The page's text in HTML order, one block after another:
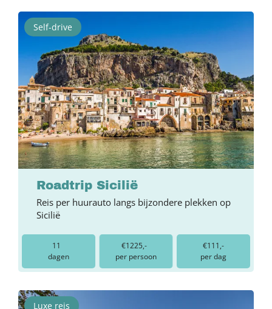
Self-drive
Roadtrip Sicilië
Reis per huurauto langs bijzondere plekken op
Sicilië
11
dagen
€1225,-
per persoon
€111,-
per dag
Luxe reis